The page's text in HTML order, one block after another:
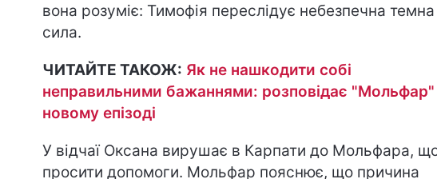
вона розуміє: Тимофія переслідує небезпечна темна
сила.
ЧИТАЙТЕ ТАКОЖ: Як не нашкодити собі
неправильними бажаннями: розповідає "Мольфар"
новому епізоді
У відчаї Оксана вирушає в Карпати до Мольфара,
просити допомоги. Мольфар пояснює, що причина